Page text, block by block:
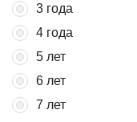
3 года
4 года
5 лет
6 лет
7 лет